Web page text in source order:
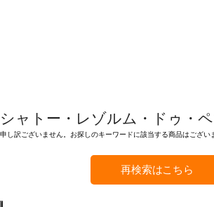
シャトー・レゾルム・ドゥ・
申し訳ございません。お探しのキーワードに該当する商品はござい
再検索はこちら